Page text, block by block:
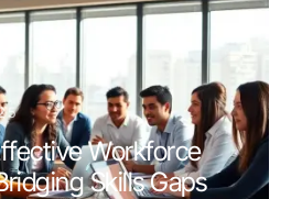
Workforce
Skills Gaps